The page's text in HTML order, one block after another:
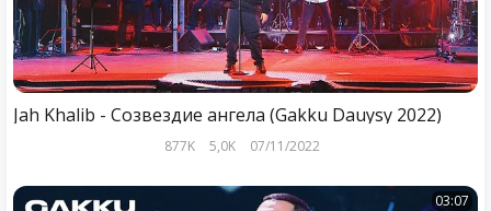
Jah Khalib - Созвездие ангела (Gakku Dauysy 2022)
877K 5,0K 07/11/2022
03:07